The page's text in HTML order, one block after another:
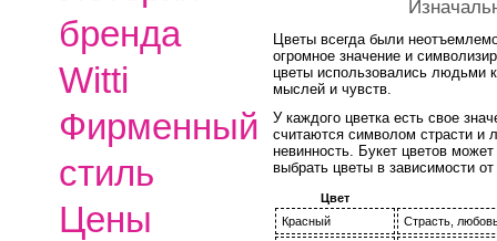
бренда
Witti
Фирменный
стиль
Цены
Цветы всегда были
огромное значение и
цветы использовались людьми
мыслей и чувств.
У каждого цветка есть свое
считаются символом страсти и
невинность. Букет цветов
выбрать цветы в зависимости
Цвет
Красный
Страсть,